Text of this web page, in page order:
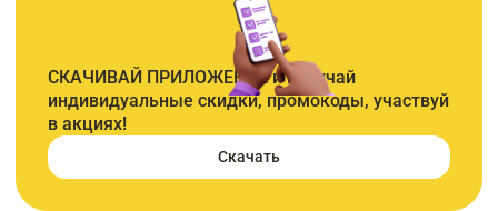
СКАЧИВАЙ ПРИЛОЖЕНИЕ и получай
индивидуальные скидки, промокоды, участвуй
в акциях!
Скачать